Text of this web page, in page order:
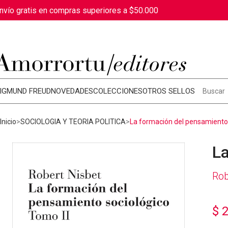
gratis en compras superiores a $50.000
FREUDNOVEDADESCOLECCIONESOTROS SELLOS
Inicio SOCIOLOGIA Y TEORIA POLITICA La formación del
$